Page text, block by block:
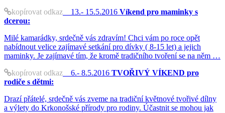
kopírovat odkaz 13.- 15.5.2016 Víkend pro maminky s
dcerou:
Milé kamarádky, srdečně vás zdravím! Chci vám po roce opět
nabídnout velice zajímavé setkání pro dívky ( 8-15 let) a jejich
maminky. Je zajímavé tím, že kromě tradičního tvoření se na něm …
kopírovat odkaz 6.- 8.5.2016 TVOŘIVÝ VÍKEND pro
rodiče s dětmi:
Drazí přátelé, srdečně vás zveme na tradiční květnové tvořivé dílny
a výlety do Krkonošské přírody pro rodiny. Účastnit se mohou jak